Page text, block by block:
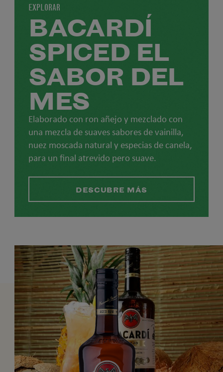
EXPLORAR
BACARDÍ
SPICED EL
SABOR DEL
MES
Elaborado con ron añejo y mezclado con
una mezcla de suaves sabores de vainilla,
nuez moscada natural y especias de canela,
para un final atrevido pero suave.
DESCUBRE MÁS